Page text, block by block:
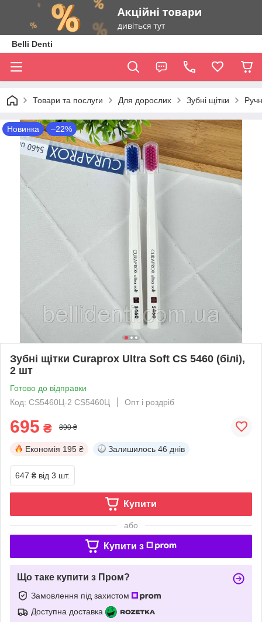
Belli Denti
Товари та послуги Для дорослих Зубні щітки
Новинка –22%
Зубні щітки Curaprox Ultra Soft CS 5460 (білі),
2 шт
Готово до відправки
Код: CS5460Ц-2 CS5460Ц
Опт і роздріб
695 ₴ 890 ₴
Економія 195 ₴ Залишилось 46 днів
647 ₴ від 3 шт.
Купити
або
Купити з
Що таке купити з Пром?
Замовлення під захистом
Доступна доставка